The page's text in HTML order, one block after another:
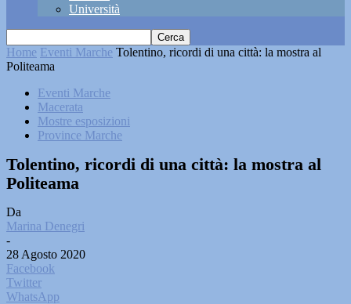
Università
Home Eventi Marche Tolentino, ricordi di una città: la mostra al
Politeama
Eventi Marche
Macerata
Mostre esposizioni
Province Marche
Tolentino, ricordi di una città: la mostra al
Politeama
Da
Marina Denegri
-
28 Agosto 2020
Facebook
Twitter
WhatsApp